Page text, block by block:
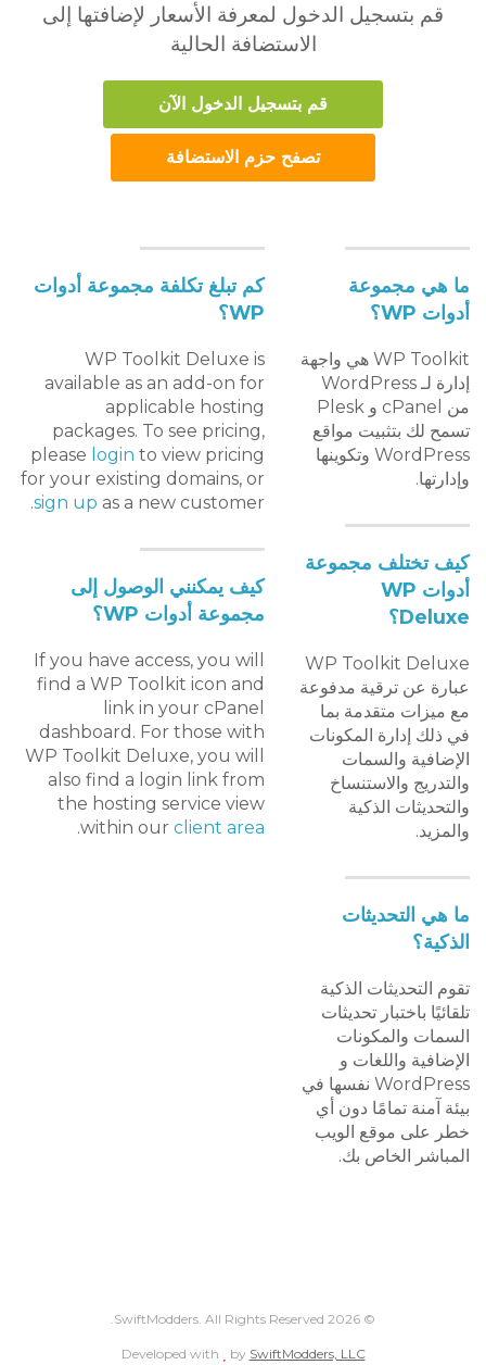
قم بتسجيل الدخول لمعرفة الأسعار لإضافتها إلى
الاستضافة الحالية
قم بتسجيل الدخول الآن
تصفح حزم الاستضافة
ما هي مجموعة
أدوات WP؟
WP Toolkit هي واجهة
إدارة لـ WordPress
من cPanel و Plesk
تسمح لك بتثبيت مواقع
WordPress وتكوينها
وإدارتها.
كيف تختلف مجموعة
أدوات WP
Deluxe؟
WP Toolkit Deluxe
عبارة عن ترقية مدفوعة
مع ميزات متقدمة بما
في ذلك إدارة المكونات
الإضافية والسمات
والتدريج والاستنساخ
والتحديثات الذكية
والمزيد.
ما هي التحديثات
الذكية؟
تقوم التحديثات الذكية
تلقائيًا باختبار تحديثات
السمات والمكونات
الإضافية واللغات و
WordPress نفسها في
بيئة آمنة تمامًا دون أي
خطر على موقع الويب
المباشر الخاص بك.
كم تبلغ تكلفة مجموعة أدوات
WP؟
WP Toolkit Deluxe is
available as an add-on for
applicable hosting
packages. To see pricing,
please login to view pricing
for your existing domains, or
sign up as a new customer.
كيف يمكنني الوصول إلى
مجموعة أدوات WP؟
If you have access, you will
find a WP Toolkit icon and
link in your cPanel
dashboard. For those with
WP Toolkit Deluxe, you will
also find a login link from
the hosting service view
within our client area
.
© 2026 SwiftModders. All Rights Reserved.
Developed with
love by SwiftModders, LLC